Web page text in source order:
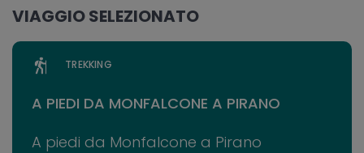
VIAGGIO SELEZIONATO
TREKKING
A PIEDI DA MONFALCONE A PIRANO
A piedi da Monfalcone a Pirano